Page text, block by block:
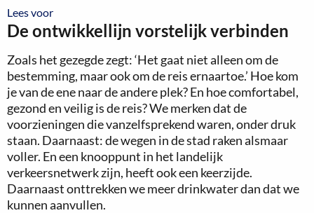
Lees voorLees voor
De ontwikkellijn vorstelijk verbinden
Zoals het gezegde zegt: ‘Het gaat niet alleen om de
bestemming, maar ook om de reis ernaartoe.’ Hoe kom
je van de ene naar de andere plek? En hoe comfortabel,
gezond en veilig is de reis? We merken dat de
voorzieningen die vanzelfsprekend waren, onder druk
staan. Daarnaast: de wegen in de stad raken alsmaar
voller. En een knooppunt in het landelijk
verkeersnetwerk zijn, heeft ook een keerzijde.
Daarnaast onttrekken we meer drinkwater dan dat we
kunnen aanvullen.